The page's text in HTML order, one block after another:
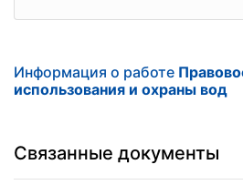
Информация о работе
использования и охраны вод
Связанные документы